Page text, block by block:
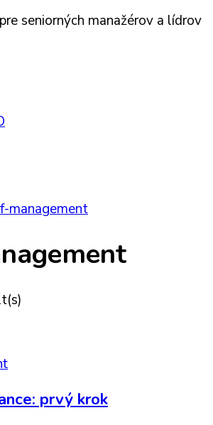
seniorných manažérov a lídrov
management
prvý krok